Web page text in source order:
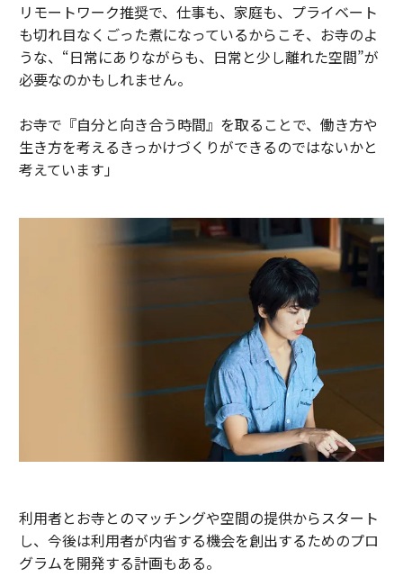
リモートワーク推奨で、仕事も、家庭も、プライベート
も切れ目なくごった煮になっているからこそ、お寺のよ
うな、“日常にありながらも、日常と少し離れた空間”が
必要なのかもしれません。
お寺で『自分と向き合う時間』を取ることで、働き方や
生き方を考えるきっかけづくりができるのではないかと
考えています」
利用者とお寺とのマッチングや空間の提供からスタート
し、今後は利用者が内省する機会を創出するためのプロ
グラムを開発する計画もある。